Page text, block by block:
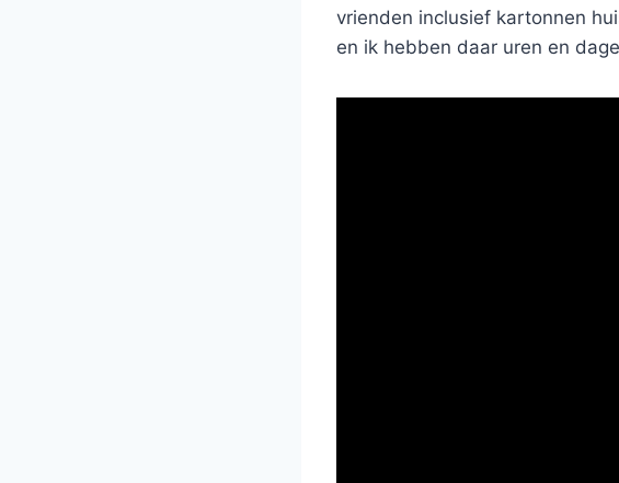
vrienden inclusief kartonnen
en ik hebben daar uren en